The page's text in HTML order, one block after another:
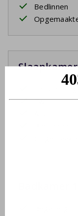
Bedlinnen
Twee